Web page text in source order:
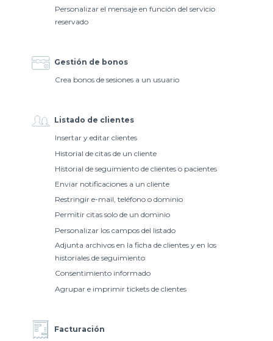
Personalizar el mensaje en función del servicio
reservado
Gestión de bonos
Crea bonos de sesiones a un usuario
Listado de clientes
Insertar y editar clientes
Historial de citas de un cliente
Historial de seguimiento de clientes o pacientes
Enviar notificaciones a un cliente
Restringir e-mail, teléfono o dominio
Permitir citas solo de un dominio
Personalizar los campos del listado
Adjunta archivos en la ficha de clientes y en los
historiales de seguimiento
Consentimiento informado
Agrupar e imprimir tickets de clientes
Facturación